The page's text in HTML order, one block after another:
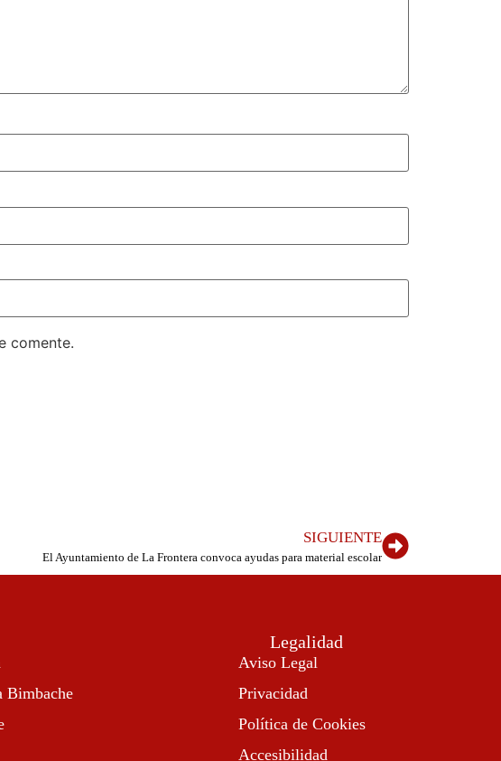
comente.
SIGUIENTE
El Ayuntamiento de La Frontera convoca ayudas para material escolar
Bimbache
Legalidad
Aviso Legal
Privacidad
Política de Cookies
Accesibilidad